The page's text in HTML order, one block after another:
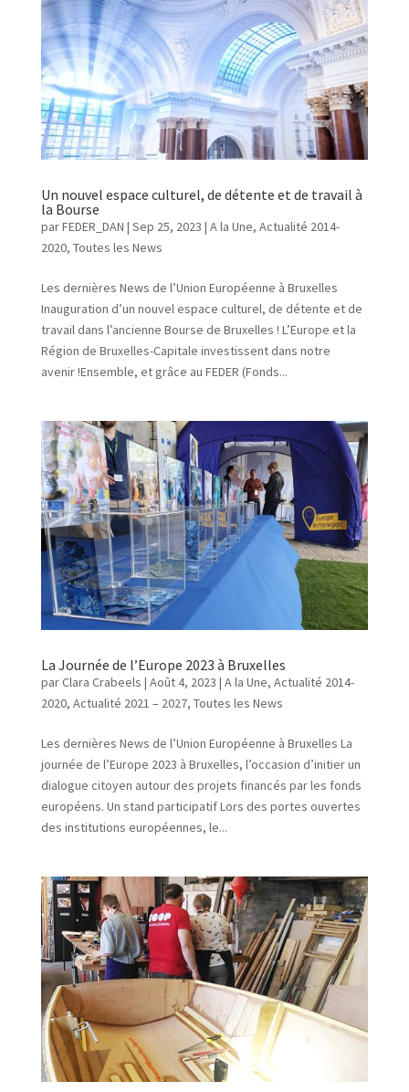
Un nouvel espace culturel, de détente et de travail à
la Bourse
parFEDER_DAN | Sep 25, 2023 | A la Une, Actualité 2014-
2020, Toutes les News
Les dernières News de l’Union Européenne à Bruxelles
Inauguration d’un nouvel espace culturel, de détente et de
travail dans l’ancienne Bourse de Bruxelles ! L’Europe et la
Région de Bruxelles-Capitale investissent dans notre
avenir !Ensemble, et grâce au FEDER (Fonds...
La Journée de l’Europe 2023 à Bruxelles
parClara Crabeels | Août 4, 2023 | A la Une, Actualité 2014-
2020, Actualité 2021 – 2027, Toutes les News
Les dernières News de l’Union Européenne à Bruxelles La
journée de l’Europe 2023 à Bruxelles, l’occasion d’initier un
dialogue citoyen autour des projets financés par les fonds
européens. Un stand participatif Lors des portes ouvertes
des institutions européennes, le...